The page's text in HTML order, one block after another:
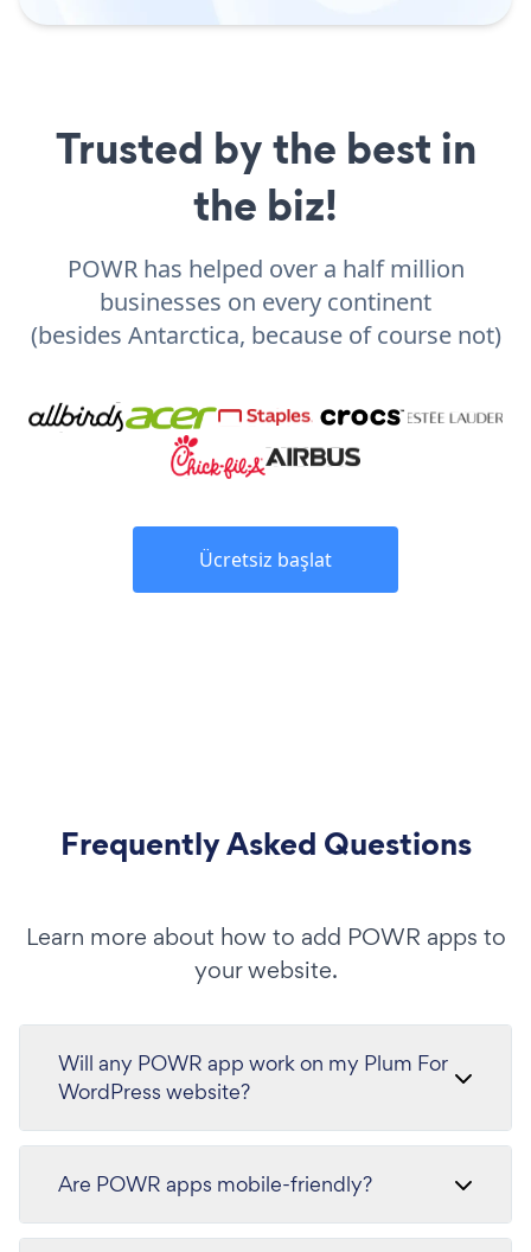
Trusted by the best in
the biz!
POWR has helped over a half million
businesses on every continent
(besides Antarctica, because of course not)
Ücretsiz başlat
Frequently Asked Questions
Learn more about how to add POWR apps to
your website.
Will any POWR app work on my Plum For
WordPress website?
Are POWR apps mobile-friendly?